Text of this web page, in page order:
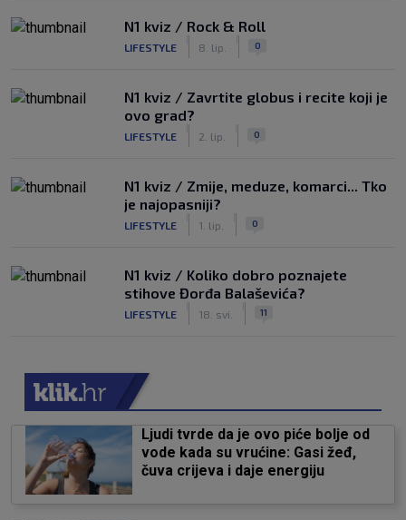
N1 kviz / Rock & Roll
LIFESTYLE 8. lip. 0
N1 kviz / Zavrtite globus i recite koji je
ovo grad?
LIFESTYLE 2. lip. 0
N1 kviz / Zmije, meduze, komarci... Tko
je najopasniji?
LIFESTYLE 1. lip. 0
N1 kviz / Koliko dobro poznajete
stihove Đorđa Balaševića?
LIFESTYLE 18. svi. 11
Ljudi tvrde da je ovo piće bolje od
vode kada su vrućine: Gasi žeđ,
čuva crijeva i daje energiju